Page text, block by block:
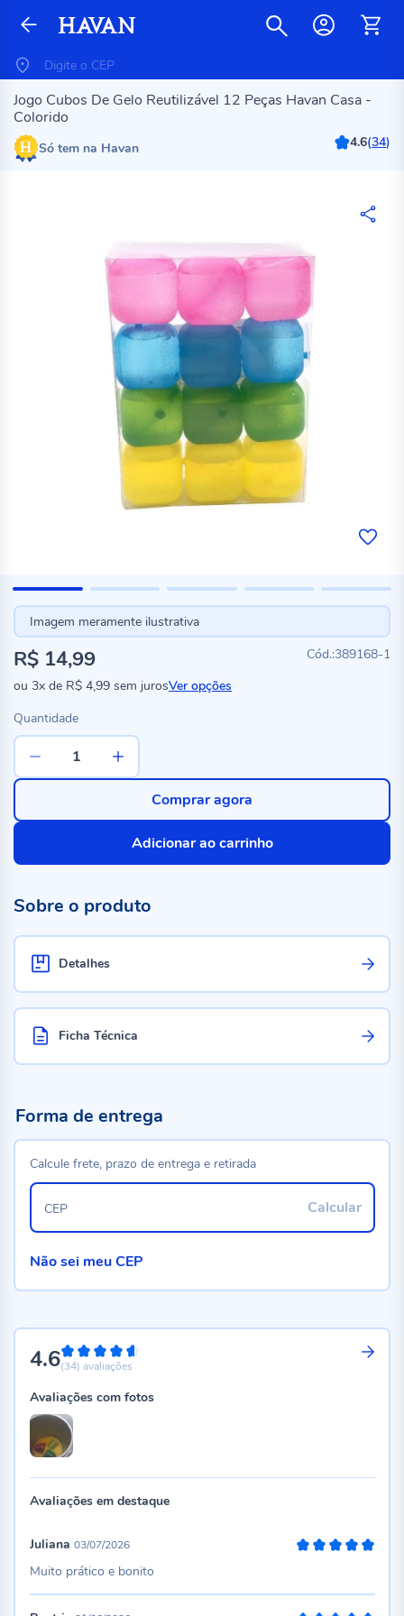
Jogo Cubos De Gelo Reutilizável 12 Peças Havan Casa -
Colorido
Só tem na Havan 4.6(34)
Imagem meramente ilustrativa
389168-1
R$ 14,99
ou 3x de R$ 4,99 sem jurosVer opções
Quantidade
Adicionar ao carrinho
Comprar agora
Sobre o produto
Detalhes
Ficha Técnica
4.692%
(34) avaliações
Avaliações com fotos
Avaliações em destaque
Juliana 03/07/2026
Muito prático e bonito
Forma de entrega
Calcule frete, prazo de entrega e retirada
Calcular
CEP
Não sei meu CEP